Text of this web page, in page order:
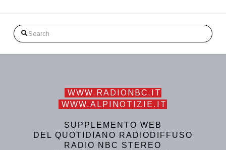
Search
WWW.RADIONBC.IT
WWW.ALPINOTIZIE.IT
SUPPLEMENTO WEB
DEL QUOTIDIANO RADIODIFFUSO
RADIO NBC STEREO